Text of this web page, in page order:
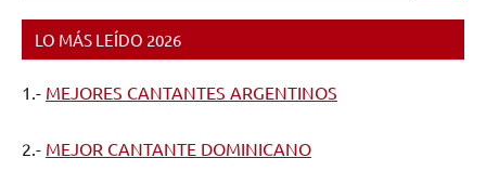
LO MÁS LEÍDO 2026
1.- MEJORES CANTANTES ARGENTINOS
2.- MEJOR CANTANTE DOMINICANO